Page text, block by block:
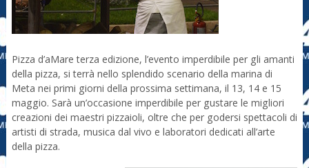
Pizza d’aMare terza edizione, l’evento imperdibile per gli amanti
della pizza, si terrà nello splendido scenario della marina di
Meta nei primi giorni della prossima settimana, il 13, 14 e 15
maggio. Sarà un’occasione imperdibile per gustare le migliori
creazioni dei maestri pizzaioli, oltre che per godersi spettacoli di
artisti di strada, musica dal vivo e laboratori dedicati all’arte
della pizza.